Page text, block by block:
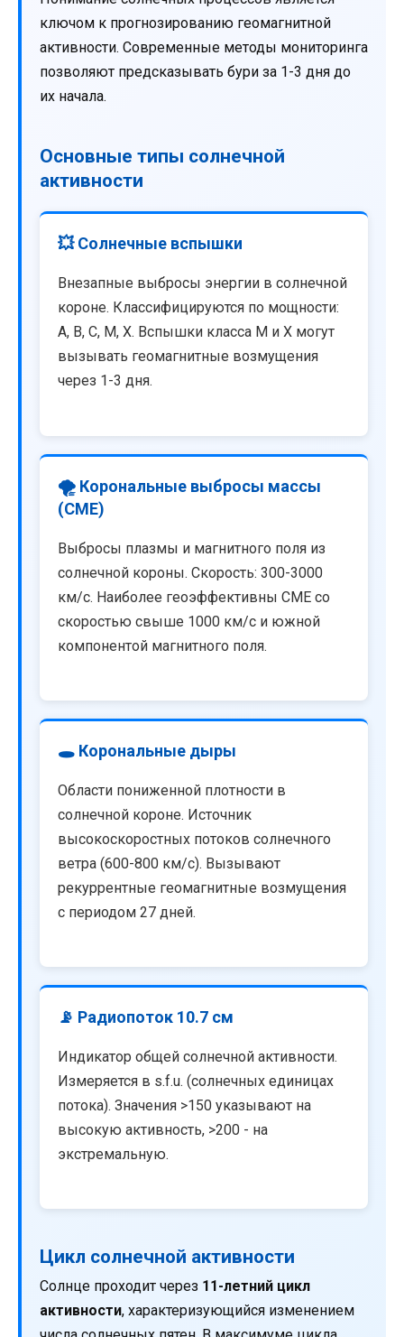
ключом к прогнозированию геомагнитной
активности. Современные методы мониторинга
позволяют предсказывать бури за 1-3 дня до
их начала.
Основные типы солнечной
активности
💥 Солнечные вспышки
Внезапные выбросы энергии в солнечной
короне. Классифицируются по мощности:
A, B, C, M, X. Вспышки класса M и X могут
вызывать геомагнитные возмущения
через 1-3 дня.
🌪️ Корональные выбросы массы
(CME)
Выбросы плазмы и магнитного поля из
солнечной короны. Скорость: 300-3000
км/с. Наиболее геоэффективны CME со
скоростью свыше 1000 км/с и южной
компонентой магнитного поля.
🕳️ Корональные дыры
Области пониженной плотности в
солнечной короне. Источник
высокоскоростных потоков солнечного
ветра (600-800 км/с). Вызывают
рекуррентные геомагнитные возмущения
с периодом 27 дней.
📡 Радиопоток 10.7 см
Индикатор общей солнечной активности.
Измеряется в s.f.u. (солнечных единицах
потока). Значения >150 указывают на
высокую активность, >200 - на
экстремальную.
Цикл солнечной активности
Солнце проходит через 11-летний цикл
активности, характеризующийся изменением